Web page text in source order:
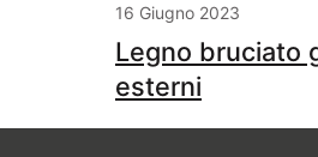
16 Giugno 2023
Legno bruciato
esterni